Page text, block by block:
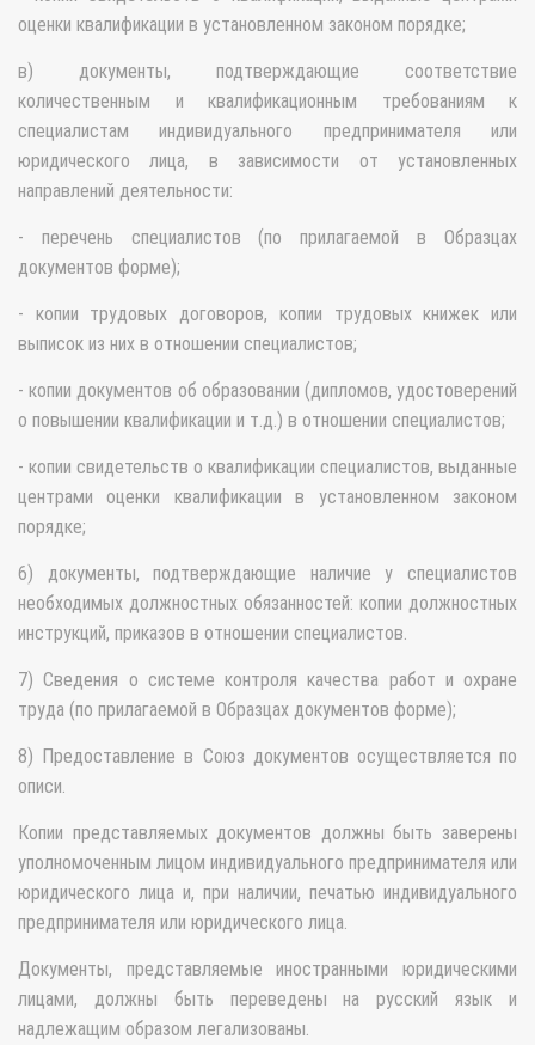
оценки квалификации в установленном законом порядке;
в) документы, подтверждающие соответствие
количественным и квалификационным требованиям к
специалистам индивидуального предпринимателя или
юридического лица, в зависимости от установленных
направлений деятельности:
- перечень специалистов (по прилагаемой в Образцах
документов форме);
- копии трудовых договоров, копии трудовых книжек или
выписок из них в отношении специалистов;
- копии документов об образовании (дипломов, удостоверений
о повышении квалификации и т.д.) в отношении специалистов;
- копии свидетельств о квалификации специалистов, выданные
центрами оценки квалификации в установленном законом
порядке;
6) документы, подтверждающие наличие у специалистов
необходимых должностных обязанностей: копии должностных
инструкций, приказов в отношении специалистов.
7) Сведения о системе контроля качества работ и охране
труда (по прилагаемой в Образцах документов форме);
8) Предоставление в Союз документов осуществляется по
описи.
Копии представляемых документов должны быть заверены
уполномоченным лицом индивидуального предпринимателя или
юридического лица и, при наличии, печатью индивидуального
предпринимателя или юридического лица.
Документы, представляемые иностранными юридическими
лицами, должны быть переведены на русский язык и
надлежащим образом легализованы.